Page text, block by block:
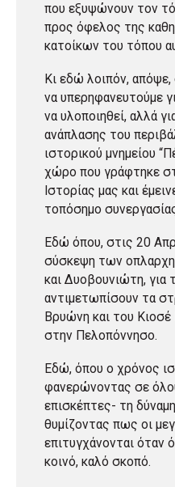
που εξυψώνουν τον
προς όφελος της
κατοίκων του τόπου
Κι εδώ λοιπόν, απόψε,
να υπερηφανευτούμε
να υλοποιηθεί, αλλά
ανάπλασης του
ιστορικού μνημείου
χώρο που γράφτηκε
Ιστορίας μας και
τοπόσημο
Εδώ όπου, στις 20
σύσκεψη των
και Δυοβουνιώτη, για
αντιμετωπίσουν τα
Βρυώνη και του
στην Πελοπόννησο.
Εδώ, όπου ο χρόνος
φανερώνοντας σε
επισκέπτες- τη
θυμίζοντας πως οι
επιτυγχάνονται όταν
κοινό, καλό σκοπό.